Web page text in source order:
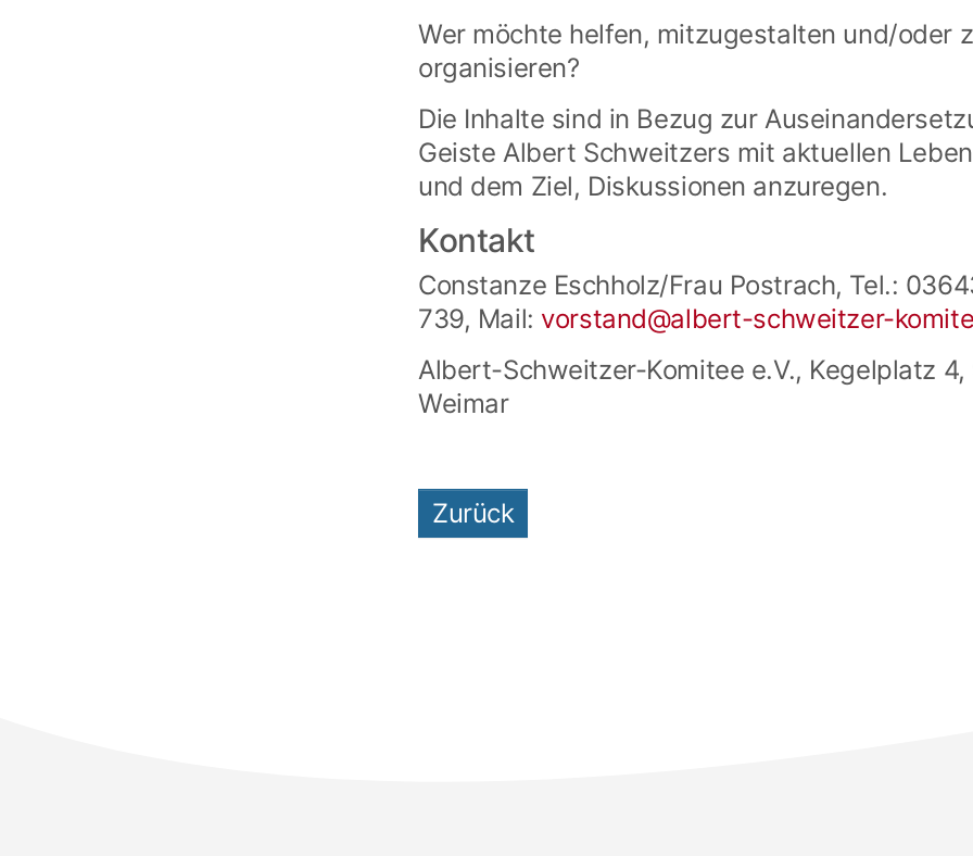
Wer möchte helfen, mitzugestalten und/oder
organisieren?
Die Inhalte sind in Bezug zur
Geiste Albert Schweitzers mit aktuellen
und dem Ziel, Diskussionen anzuregen.
Kontakt
Constanze Eschholz/Frau Postrach, Tel.:
739, Mail: vorstand@albert-schweitzer-
Albert-Schweitzer-Komitee e.V., Kegelplatz
Weimar
Zurück